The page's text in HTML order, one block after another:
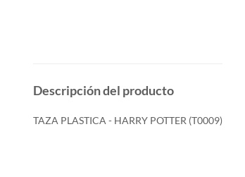
Descripción del producto
TAZA PLASTICA - HARRY POTTER (T0009)